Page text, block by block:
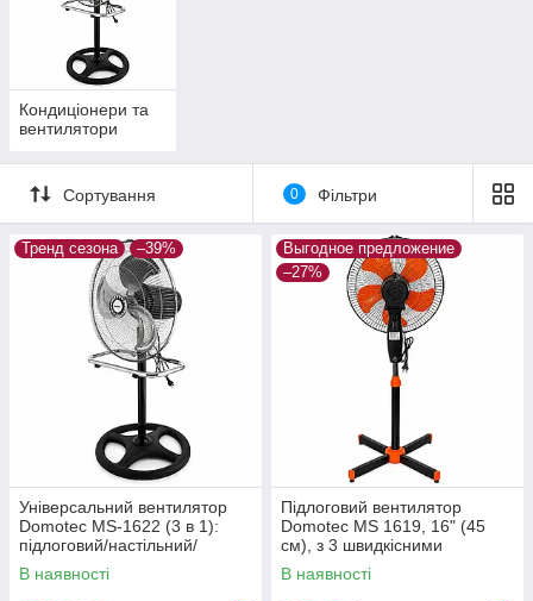
Кондиціонери та
вентилятори
Сортування 0 Фільтри
Тренд сезона –39%
Універсальний вентилятор
Domotec MS-1622 (3 в 1):
підлоговий/настільний/
підвісний, 50 см
В наявності
Выгодное предложение
–27%
Підлоговий вентилятор
Domotec MS 1619, 16" (45
см), з 3 швидкісними
режимами
В наявності